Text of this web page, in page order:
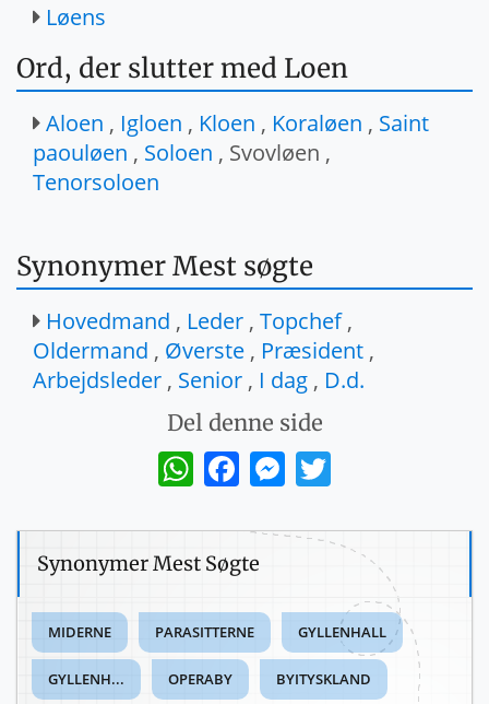
Løens
Ord, der slutter med Loen
Aloen , Igloen , Kloen , Koraløen , Saint
paouløen , Soloen , Svovløen ,
Tenorsoloen
Synonymer Mest søgte
Hovedmand , Leder , Topchef,
Oldermand , Øverste , Præsident ,
Arbejdsleder , Senior , I dag , D.d.
Del denne side
WhatsAppFacebookMessenger
Synonymer Mest Søgte
MIDERNE PARASITTERNE GYLLENHALL
GYLLENH... OPERABY BYITYSKLAND